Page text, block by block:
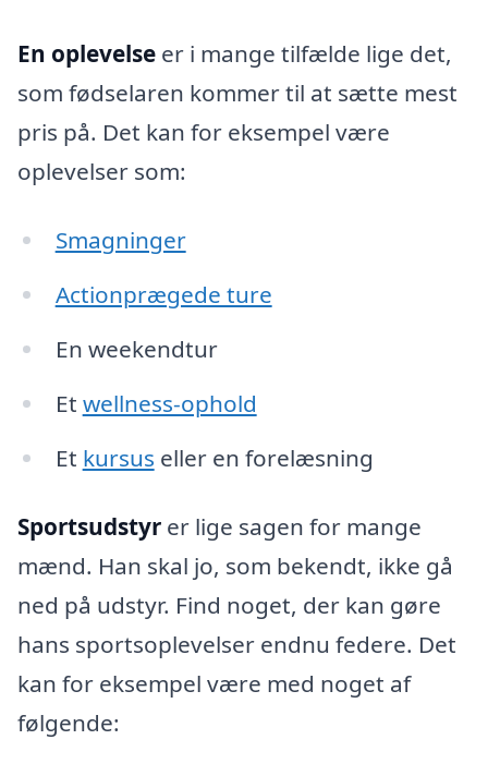
En oplevelse er i mange tilfælde lige det,
som fødselaren kommer til at sætte mest
pris på. Det kan for eksempel være
oplevelser som:
Smagninger
Actionprægede ture
En weekendtur
Et wellness-ophold
Et kursus eller en forelæsning
Sportsudstyr er lige sagen for mange
mænd. Han skal jo, som bekendt, ikke gå
ned på udstyr. Find noget, der kan gøre
hans sportsoplevelser endnu federe. Det
kan for eksempel være med noget af
følgende: